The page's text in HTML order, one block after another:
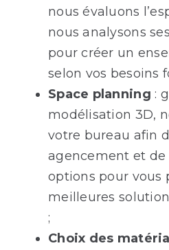
nous évaluons
nous analysons
pour créer un
selon vos besoins
Space planning :
modélisation 3D,
votre bureau afin
agencement et
options pour vous
meilleures
;
Choix des